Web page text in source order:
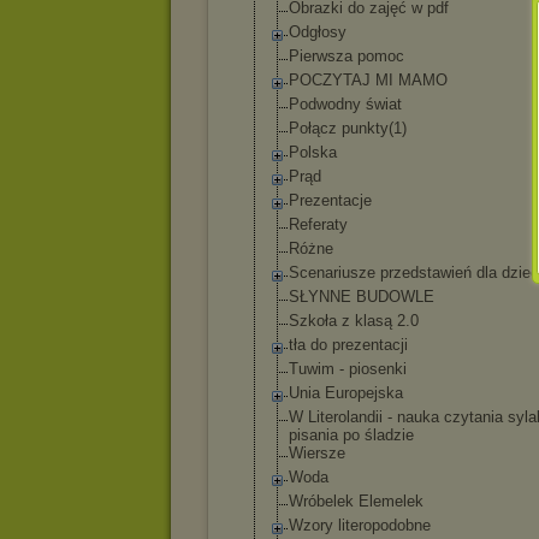
Obrazki do zajęć w pdf
Odgłosy
Pierwsza pomoc
POCZYTAJ MI MAMO
Podwodny świat
Połącz punkty(1)
Polska
Prąd
Prezentacje
Referaty
Różne
Scenariusze przedstawień dla
SŁYNNE BUDOWLE
Szkoła z klasą 2.0
tła do prezentacji
Tuwim - piosenki
Unia Europejska
W Literolandii - nauka czytania
pisania po śladzie
Wiersze
Woda
Wróbelek Elemelek
Wzory literopodobne